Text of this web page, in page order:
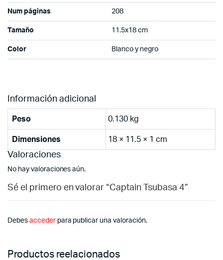
Num páginas 208
Tamaño 11.5x18 cm
Color Blanco y negro
Información adicional
Peso 0.130 kg
Dimensiones 18 × 11.5 × 1 cm
Valoraciones
No hay valoraciones aún.
Sé el primero en valorar “Captain Tsubasa 4”
Debes accederpara publicar una valoración.
Productos reelacionados